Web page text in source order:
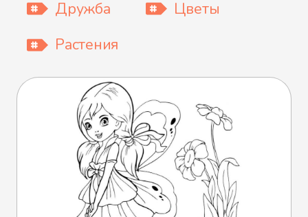
Дружба
Цветы
Растения